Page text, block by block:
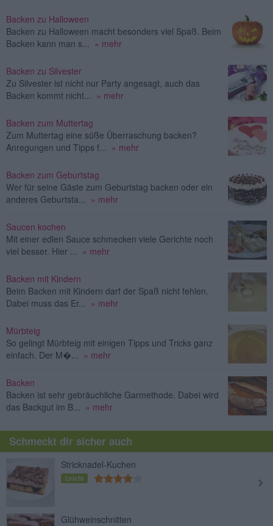
Backen zu Halloween
Backen zu Halloween macht besonders viel Spaß. Beim
Backen kann man s...
» mehr
Backen zu Silvester
Zu Silvester ist nicht nur Party angesagt, auch das
Backen kommt nicht...
» mehr
Backen zum Muttertag
Zum Muttertag eine süße Überraschung backen?
Anregungen und Tipps f...
» mehr
Backen zum Geburtstag
Wer für seine Gäste zum Geburtstag backen oder ein
anderes Geburtsta...
» mehr
Saucen kochen
Mit einer edlen Sauce schmecken viele Gerichte noch
viel besser. Hier ...
» mehr
Backen mit Kindern
Beim Backen mit Kindern darf der Spaß nicht fehlen.
Dabei muss das Er...
» mehr
Mürbteig
So gelingt Mürbteig mit einigen Tipps und Tricks ganz
einfach. Der M�...
» mehr
Backen
Backen ist sehr gebräuchliche Garmethode. Dabei wird
das Backgut im B...
» mehr
Schmeckt dir sicher auch
Stricknadel-Kuchen
Leicht
Glühweinschnitten